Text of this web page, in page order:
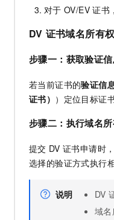
对于 OV/EV 证书
DV 证书域名所有
步骤一：获取验证
若当前证书的验证信
证书） ） 定位目标证
步骤二：执行域名
提交 DV 证书申请时
选择的验证方式执行
说明 DV
域